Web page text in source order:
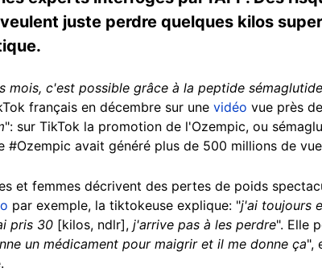
juste perdre quelques kilos
mois, c'est possible grâce à la peptide
français en décembre sur une vidéo vue près
": sur TikTok la promotion de l'Ozempic, ou
#Ozempic avait généré plus de 500 millions de
et femmes décrivent des pertes de poids
par exemple, la tiktokeuse explique: "j'ai toujours
pris 30 [kilos, ndlr], j'arrive pas à les perdre". Elle
un médicament pour maigrir et il me donne ça",